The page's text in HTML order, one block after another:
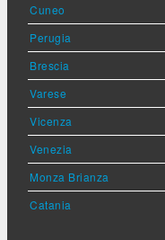
Cuneo
Perugia
Brescia
Varese
Vicenza
Venezia
Monza Brianza
Catania